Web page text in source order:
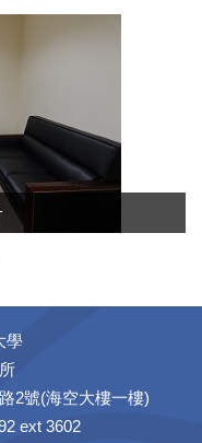
學
2號(海空大樓一樓)
ext 3602